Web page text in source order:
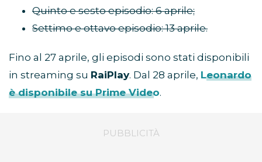
Quinto e sesto episodio: 6 aprile;
Settimo e ottavo episodio: 13 aprile.
Fino al 27 aprile, gli episodi sono stati disponibili
in streaming su RaiPlay. Dal 28 aprile, Leonardo
è disponibile su Prime Video.